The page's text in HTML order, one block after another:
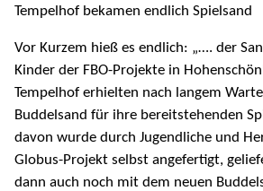
Tempelhof bekamen endlich Spielsand
Vor Kurzem hieß es endlich: „…. der
Kinder der FBO-Projekte in
Tempelhof erhielten nach langem
Buddelsand für ihre bereitstehenden
davon wurde durch Jugendliche und
Globus-Projekt selbst angefertigt,
dann auch noch mit dem neuen